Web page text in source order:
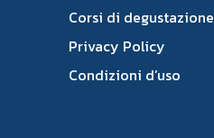
Corsi di degustazione
Privacy Policy
Condizioni d’uso